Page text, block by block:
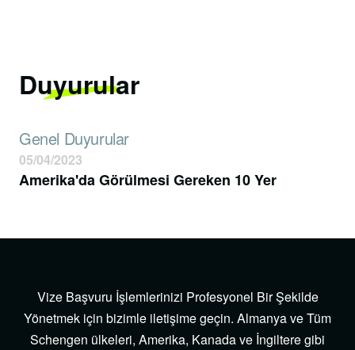
Duyurular
Genel Duyurular
Amerika'da Görülmesi Gereken 10 Yer
05/04/2023
Vize Başvuru İşlemlerinizi Profesyonel Bir Şekilde
Yönetmek için bizimle iletişime geçin. Almanya ve Tüm
Schengen ülkeleri, Amerika, Kanada ve İngiltere gibi